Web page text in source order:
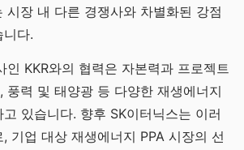
시장 내 다른 경쟁사와 차별화된 강점
다.
인 KKR와의 협력은 자본력과 프로젝트
풍력 및 태양광 등 다양한 재생에너지
있습니다. 향후 SK이터닉스는 이러
기업 대상 재생에너지 PPA 시장의 선